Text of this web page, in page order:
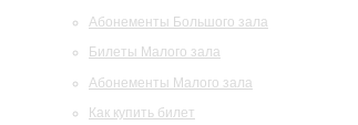
Абонементы Большого зала
Билеты Малого зала
Абонементы Малого зала
Как купить билет